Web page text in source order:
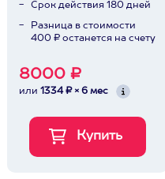
Срок действия 180 дней
Разница в стоимости
400 ₽ останется на счету
8000 ₽
или 1334 ₽ × 6 мес